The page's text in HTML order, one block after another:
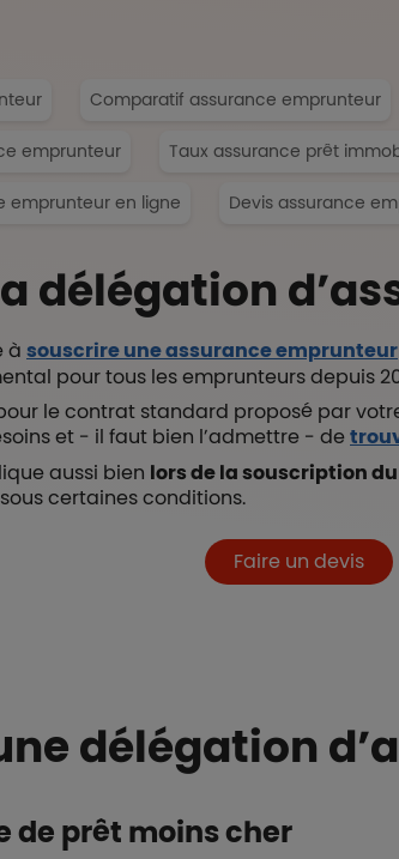
Comparatif assurance emprunteur
emprunteur Taux assurance prêt
emprunteur en ligne Devis assurance
délégation
à souscrire une assurance emprunteur
pour tous les emprunteurs depuis
le contrat standard proposé par
et - il faut bien l’admettre - de
aussi bien lors de la souscription
certaines conditions.
Faire un devis
délégation
de prêt moins cher